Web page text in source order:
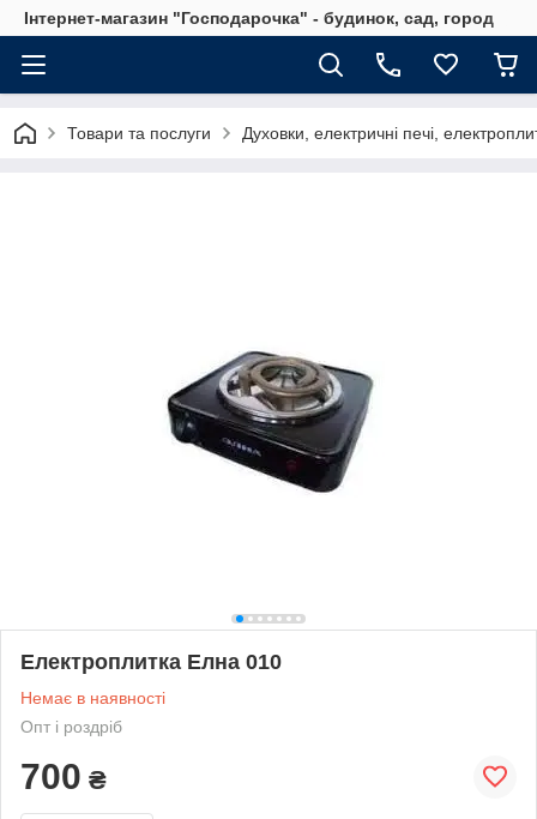
Інтернет-магазин "Господарочка" - будинок, сад, город
Товари та послуги Духовки, електричні печі,
Електроплитка Елна 010
Немає в наявності
Опт і роздріб
700 ₴